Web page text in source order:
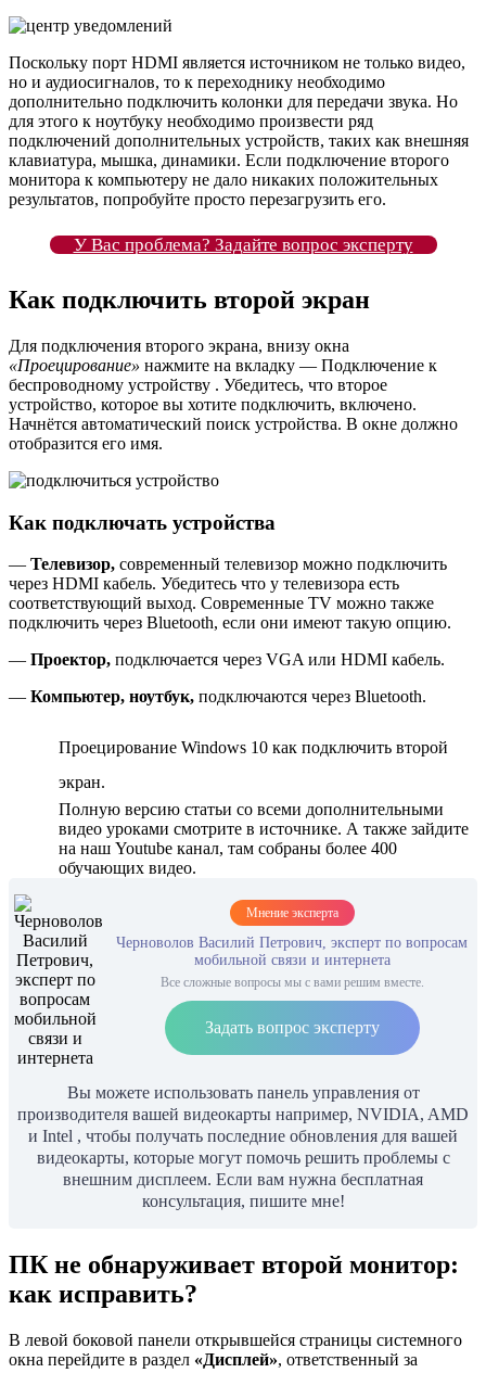
Поскольку порт HDMI является источником не только видео,
но и аудиосигналов, то к переходнику необходимо
дополнительно подключить колонки для передачи звука. Но
для этого к ноутбуку необходимо произвести ряд
подключений дополнительных устройств, таких как внешняя
клавиатура, мышка, динамики. Если подключение второго
монитора к компьютеру не дало никаких положительных
результатов, попробуйте просто перезагрузить его.
У Вас проблема? Задайте вопрос эксперту
Как подключить второй экран
Для подключения второго экрана, внизу окна
«Проецирование» нажмите на вкладку — Подключение к
беспроводному устройству . Убедитесь, что второе
устройство, которое вы хотите подключить, включено.
Начнётся автоматический поиск устройства. В окне должно
отобразится его имя.
Как подключать устройства
— Телевизор, современный телевизор можно подключить
через HDMI кабель. Убедитесь что у телевизора есть
соответствующий выход. Современные TV можно также
подключить через Bluetooth, если они имеют такую опцию.
— Проектор, подключается через VGA или HDMI кабель.
— Компьютер, ноутбук, подключаются через Bluetooth.
Проецирование Windows 10 как подключить второй
экран.
Полную версию статьи со всеми дополнительными
видео уроками смотрите в источнике. А также зайдите
на наш Youtube канал, там собраны более 400
обучающих видео.
Мнение эксперта
Черноволов Василий Петрович, эксперт по вопросам
мобильной связи и интернета
Все сложные вопросы мы с вами решим вместе.
Задать вопрос эксперту
Вы можете использовать панель управления от
производителя вашей видеокарты например, NVIDIA, AMD
и Intel , чтобы получать последние обновления для вашей
видеокарты, которые могут помочь решить проблемы с
внешним дисплеем. Если вам нужна бесплатная
консультация, пишите мне!
ПК не обнаруживает второй монитор:
как исправить?
В левой боковой панели открывшейся страницы системного
окна перейдите в раздел «Дисплей», ответственный за